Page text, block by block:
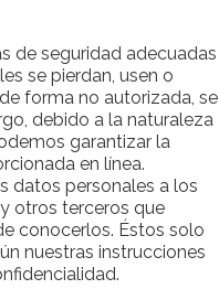
de seguridad adecuadas
se pierdan, usen o
forma no autorizada, se
debido a la naturaleza
garantizar la
en línea.
datos personales a los
otros terceros que
conocerlos. Éstos solo
nuestras instrucciones